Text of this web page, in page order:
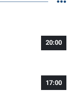
20:00
17:00